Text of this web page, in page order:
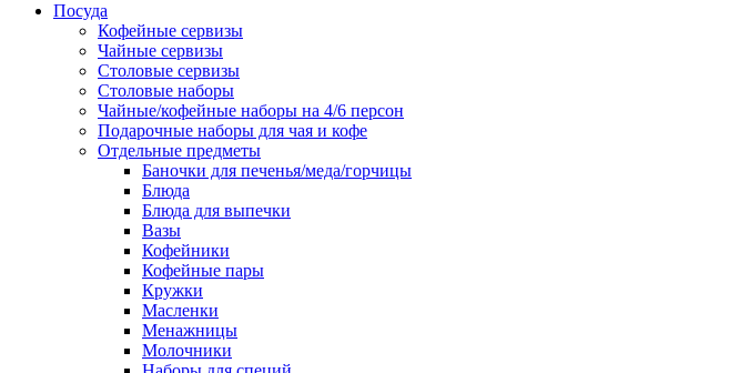
Посуда
Кофейные сервизы
Чайные сервизы
Столовые сервизы
Столовые наборы
Чайные/кофейные наборы на 4/6 персон
Подарочные наборы для чая и кофе
Отдельные предметы
Баночки для печенья/меда/горчицы
Блюда
Блюда для выпечки
Вазы
Кофейники
Кофейные пары
Кружки
Масленки
Менажницы
Молочники